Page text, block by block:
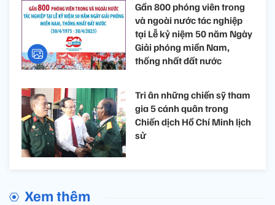
Gần 800 phóng viên trong
và ngoài nước tác nghiệp
tại Lễ kỷ niệm 50 năm Ngày
Giải phóng miền Nam,
thống nhất đất nước
Tri ân những chiến sỹ tham
gia 5 cánh quân trong
Chiến dịch Hồ Chí Minh lịch
sử
Xem thêm